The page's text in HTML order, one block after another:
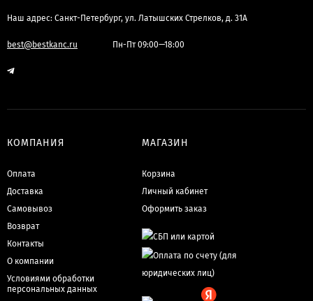
Наш адрес: Санкт-Петербург, ул. Латышских Стрелков, д. 31А
best@bestkanc.ru Пн-Пт 09:00—18:00
КОМПАНИЯ
Оплата
Доставка
Самовывоз
Возврат
Контакты
О компании
Условиями обработки
персональных данных
МАГАЗИН
Корзина
Личный кабинет
Оформить заказ